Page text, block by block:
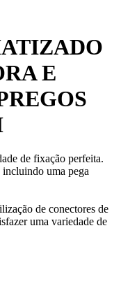
E
de fixação perfeita.
incluindo uma pega
de conectores de
uma variedade de